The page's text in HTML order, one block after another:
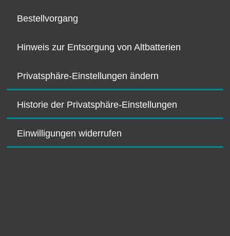
Bestellvorgang
Hinweis zur Entsorgung von Altbatterien
Privatsphäre-Einstellungen ändern
Historie der Privatsphäre-Einstellungen
Einwilligungen widerrufen